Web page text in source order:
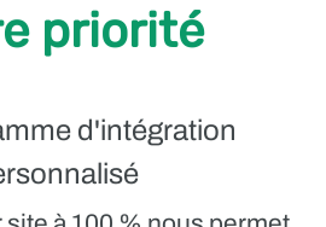
priorité
d'intégration